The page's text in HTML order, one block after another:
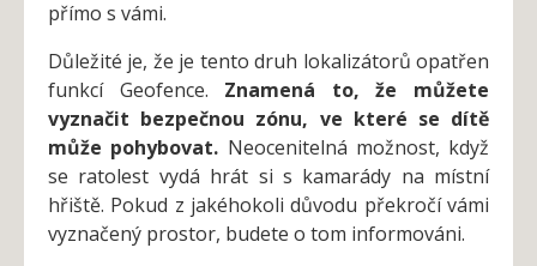
přímo s vámi.
Důležité je, že je tento druh lokalizátorů opatřen
funkcí Geofence. Znamená to, že můžete
vyznačit bezpečnou zónu, ve které se dítě
může pohybovat. Neocenitelná možnost, když
se ratolest vydá hrát si s kamarády na místní
hřiště. Pokud z jakéhokoli důvodu překročí vámi
vyznačený prostor, budete o tom informováni.